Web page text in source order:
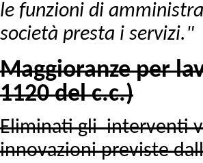
le funzioni di
società presta i servizi."
Maggioranze per
1120 del c.c.)
Eliminati gli interventi
innovazioni previste